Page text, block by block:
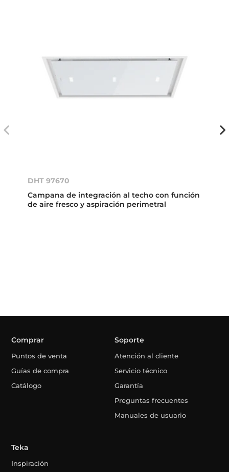
DHT 97670
Campana de integración al techo con función
de aire fresco y aspiración perimetral
Comprar
Puntos de venta
Guías de compra
Catálogo
Soporte
Atención al cliente
Servicio técnico
Garantía
Preguntas frecuentes
Manuales de usuario
Teka
Inspiración